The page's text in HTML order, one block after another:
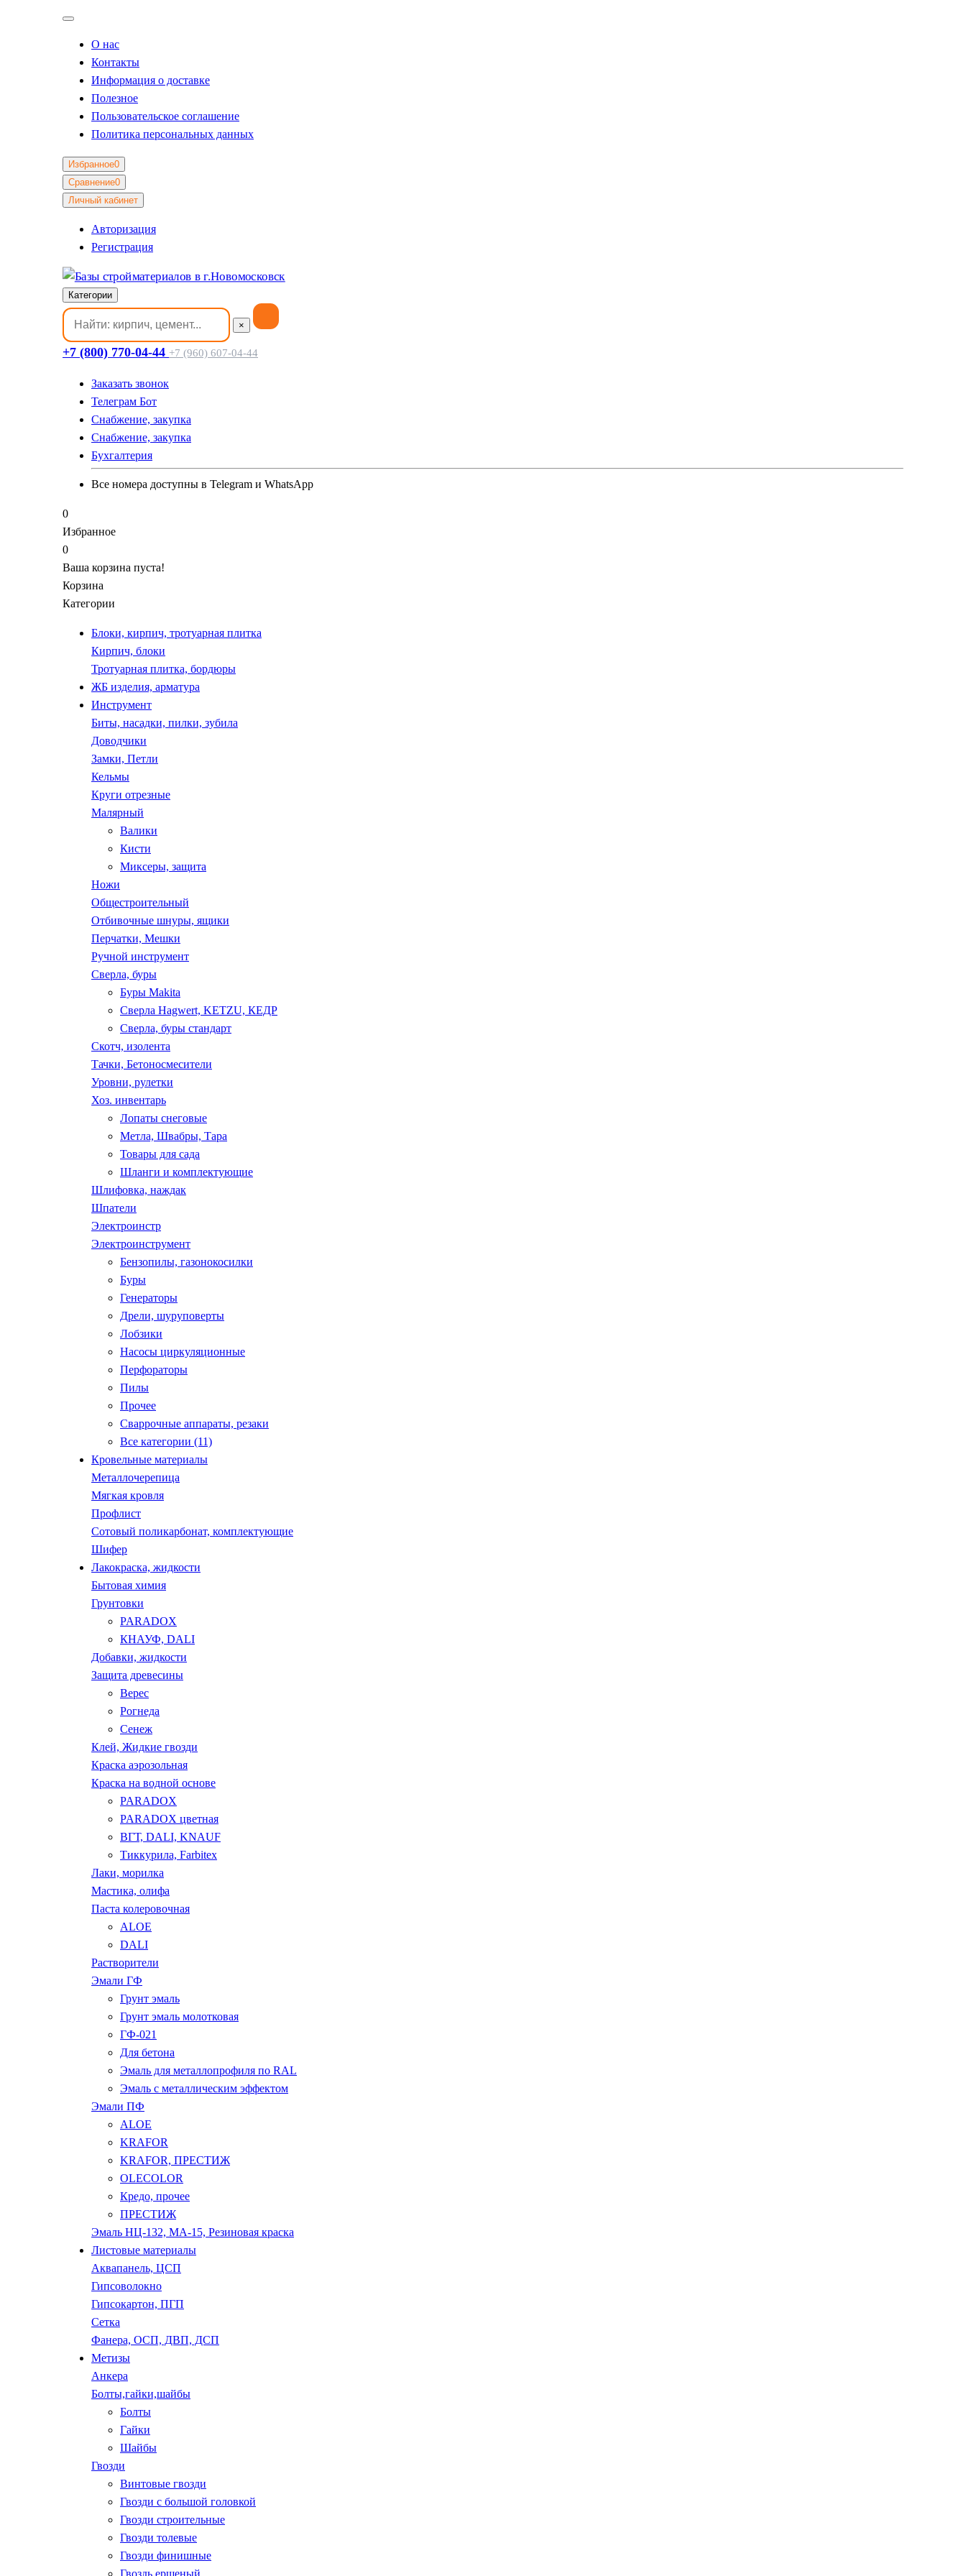
О нас
Контакты
Информация о доставке
Полезное
Пользовательское соглашение
Политика персональных данных
Избранное0
Сравнение0
Личный кабинет
Авторизация
Регистрация
Категории
×
+7 (800) 770-04-44 +7 (960) 607-04-44
Заказать звонок
Телеграм Бот
Cнабжение, закупка
Cнабжение, закупка
Бухгалтерия
Все номера доступны в Telegram и WhatsApp
0
Избранное
0
Ваша корзина пуста!
Корзина
Категории
Блоки, кирпич, тротуарная плитка
Кирпич, блоки
Тротуарная плитка, бордюры
ЖБ изделия, арматура
Инструмент
Биты, насадки, пилки, зубила
Доводчики
Замки, Петли
Кельмы
Круги отрезные
Малярный
Валики
Кисти
Миксеры, защита
Ножи
Общестроительный
Отбивочные шнуры, ящики
Перчатки, Мешки
Ручной инструмент
Сверла, буры
Буры Makita
Сверла Hagwert, KETZU, КЕДР
Сверла, буры стандарт
Скотч, изолента
Тачки, Бетоносмесители
Уровни, рулетки
Хоз. инвентарь
Лопаты снеговые
Метла, Швабры, Тара
Товары для сада
Шланги и комплектующие
Шлифовка, наждак
Шпатели
Электроинстр
Электроинструмент
Бензопилы, газонокосилки
Буры
Генераторы
Дрели, шуруповерты
Лобзики
Насосы циркуляционные
Перфораторы
Пилы
Прочее
Сваррочные аппараты, резаки
Все категории (11)
Кровельные материалы
Металлочерепица
Мягкая кровля
Профлист
Сотовый поликарбонат, комплектующие
Шифер
Лакокраска, жидкости
Бытовая химия
Грунтовки
PARADOX
КНАУФ, DALI
Добавки, жидкости
Защита древесины
Верес
Рогнеда
Сенеж
Клей, Жидкие гвозди
Краска аэрозольная
Краска на водной основе
PARADOX
PARADOX цветная
ВГТ, DALI, KNAUF
Тиккурила, Farbitex
Лаки, морилка
Мастика, олифа
Паста колеровочная
ALOE
DALI
Растворители
Эмали ГФ
Грунт эмаль
Грунт эмаль молотковая
ГФ-021
Для бетона
Эмаль для металлопрофиля по RAL
Эмаль с металлическим эффектом
Эмали ПФ
ALOE
KRAFOR
KRAFOR, ПРЕСТИЖ
OLECOLOR
Кредо, прочее
ПРЕСТИЖ
Эмаль НЦ-132, МА-15, Резиновая краска
Листовые материалы
Аквапанель, ЦСП
Гипсоволокно
Гипсокартон, ПГП
Сетка
Фанера, ОСП, ДВП, ДСП
Метизы
Анкера
Болты,гайки,шайбы
Болты
Гайки
Шайбы
Гвозди
Винтовые гвозди
Гвозди с большой головкой
Гвозди строительные
Гвозди толевые
Гвозди финишные
Гвоздь ершеный